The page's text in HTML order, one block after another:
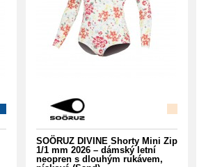
SOÖRUZ DIVINE Shorty Mini Zip
1/1 mm 2026 – dámský letní
neopren s dlouhým rukávem,